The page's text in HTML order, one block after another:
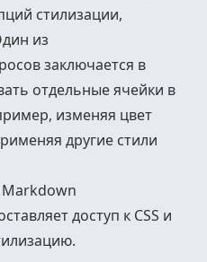
стилизации,
из
заключается в
отдельные ячейки в
изменяя цвет
другие стили
доступ к CSS и